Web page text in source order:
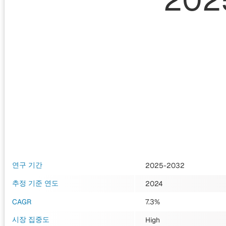
연구 기간
2025-2032
추정 기준 연도
2024
CAGR
7.3%
시장 집중도
High